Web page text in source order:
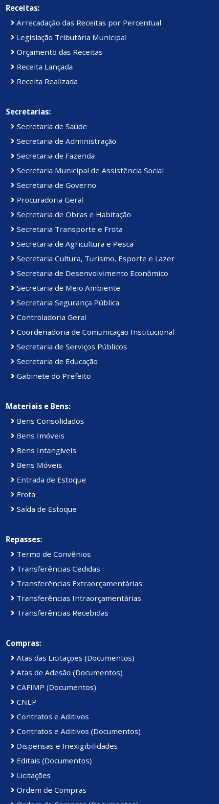
Receitas:
Arrecadação das Receitas por Percentual
Legislação Tributária Municipal
Orçamento das Receitas
Receita Lançada
Receita Realizada
Secretarias:
Secretaria de Saúde
Secretaria de Administração
Secretaria de Fazenda
Secretaria Municipal de Assistência Social
Secretaria de Governo
Procuradoria Geral
Secretaria de Obras e Habitação
Secretaria Transporte e Frota
Secretaria de Agricultura e Pesca
Secretaria Cultura, Turismo, Esporte e Lazer
Secretaria de Desenvolvimento Econômico
Secretaria de Meio Ambiente
Secretaria Segurança Pública
Controladoria Geral
Coordenadoria de Comunicação Institucional
Secretaria de Serviços Públicos
Secretaria de Educação
Gabinete do Prefeito
Materiais e Bens:
Bens Consolidados
Bens Imóveis
Bens Intangiveis
Bens Móveis
Entrada de Estoque
Frota
Saída de Estoque
Repasses:
Termo de Convênios
Transferências Cedidas
Transferências Extraorçamentárias
Transferências Intraorçamentárias
Transferências Recebidas
Compras:
Atas das Licitações (Documentos)
Atas de Adesão (Documentos)
CAFIMP (Documentos)
CNEP
Contratos e Aditivos
Contratos e Aditivos (Documentos)
Dispensas e Inexigibilidades
Editais (Documentos)
Licitações
Ordem de Compras